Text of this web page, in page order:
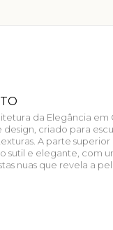
da Elegância
criado para
A parte
sutil e elegante, com
nuas que revela a